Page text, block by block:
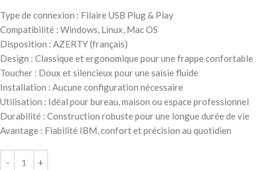
Type de connexion : Filaire USB Plug & Play
Compatibilité : Windows, Linux, Mac OS
Disposition : AZERTY (français)
Design : Classique et ergonomique pour une frappe confortable
Toucher : Doux et silencieux pour une saisie fluide
Installation : Aucune configuration nécessaire
Utilisation : Idéal pour bureau, maison ou espace professionnel
Durabilité : Construction robuste pour une longue durée de vie
Avantage : Fiabilité IBM, confort et précision au quotidien